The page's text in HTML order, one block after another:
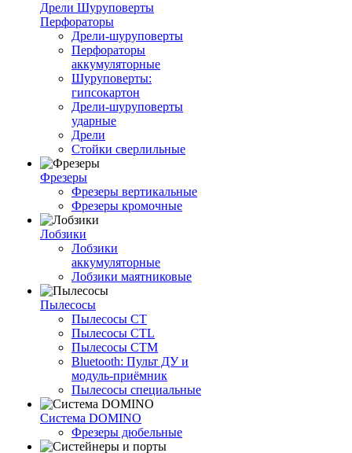
Дрели Шуруповерты
Перфораторы
Дрели-шуруповерты
Перфораторы
аккумуляторные
Шуруповерты:
гипсокартон
Дрели-шуруповерты
ударные
Дрели
Стойки сверлильные
Фрезеры
Фрезеры вертикальные
Фрезеры кромочные
Лобзики
Лобзики
аккумуляторные
Лобзики маятниковые
Пылесосы
Пылесосы CT
Пылесосы CTL
Пылесосы CTM
Bluetooth: Пульт ДУ и
модуль-приёмник
Пылесосы специальные
Система DOMINO
Фрезеры дюбельные